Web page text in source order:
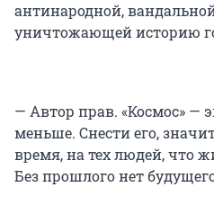
антинародной,
уничтожающей историю
— Автор прав. «Космос» —
меньше. Снести его,
время, на тех людей, что
Без прошлого нет